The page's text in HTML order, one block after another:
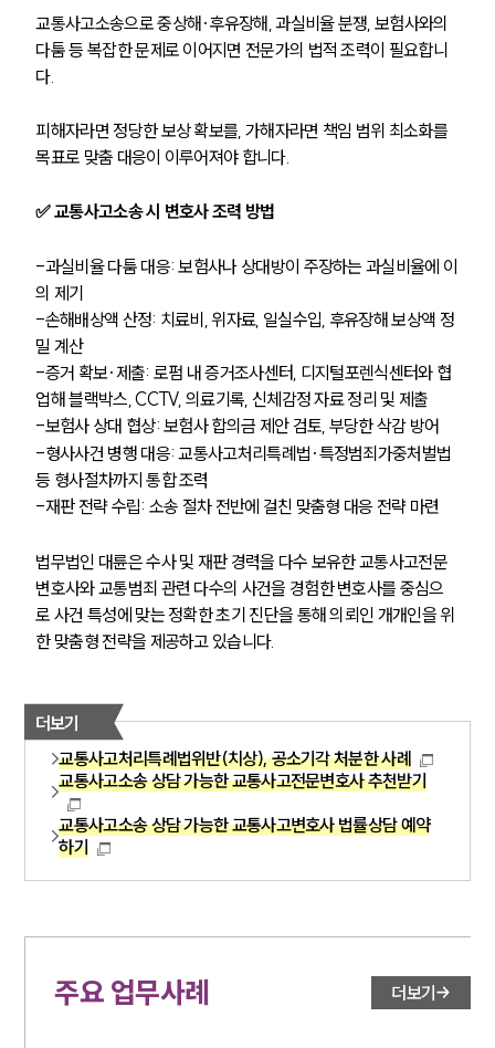
교통사고소송으로 중상해·후유장해, 과실비율 분쟁, 보험사와의
다툼 등 복잡한 문제로 이어지면 전문가의 법적 조력이 필요합니
다.
피해자라면 정당한 보상 확보를, 가해자라면 책임 범위 최소화를
목표로 맞춤 대응이 이루어져야 합니다.
✅ 교통사고소송 시 변호사 조력 방법
-과실비율 다툼 대응: 보험사나 상대방이 주장하는 과실비율에 이
의 제기
-손해배상액 산정: 치료비, 위자료, 일실수입, 후유장해 보상액 정
밀 계산
-증거 확보·제출: 로펌 내 증거조사센터, 디지털포렌식센터와 협
업해 블랙박스, CCTV, 의료기록, 신체감정 자료 정리 및 제출
-보험사 상대 협상: 보험사 합의금 제안 검토, 부당한 삭감 방어
-형사사건 병행 대응: 교통사고처리특례법·특정범죄가중처벌법
등 형사절차까지 통합 조력
-재판 전략 수립: 소송 절차 전반에 걸친 맞춤형 대응 전략 마련
법무법인 대륜은 수사 및 재판 경력을 다수 보유한 교통사고전문
변호사와 교통범죄 관련 다수의 사건을 경험한 변호사를 중심으
로 사건 특성에 맞는 정확한 초기 진단을 통해 의뢰인 개개인을 위
한 맞춤형 전략을 제공하고 있습니다.
더보기
교통사고처리특례법위반(치상), 공소기각 처분한 사례
교통사고소송 상담 가능한 교통사고전문변호사 추천받기
교통사고소송 상담 가능한 교통사고변호사 법률상담 예약
하기
주요 업무사례 더보기